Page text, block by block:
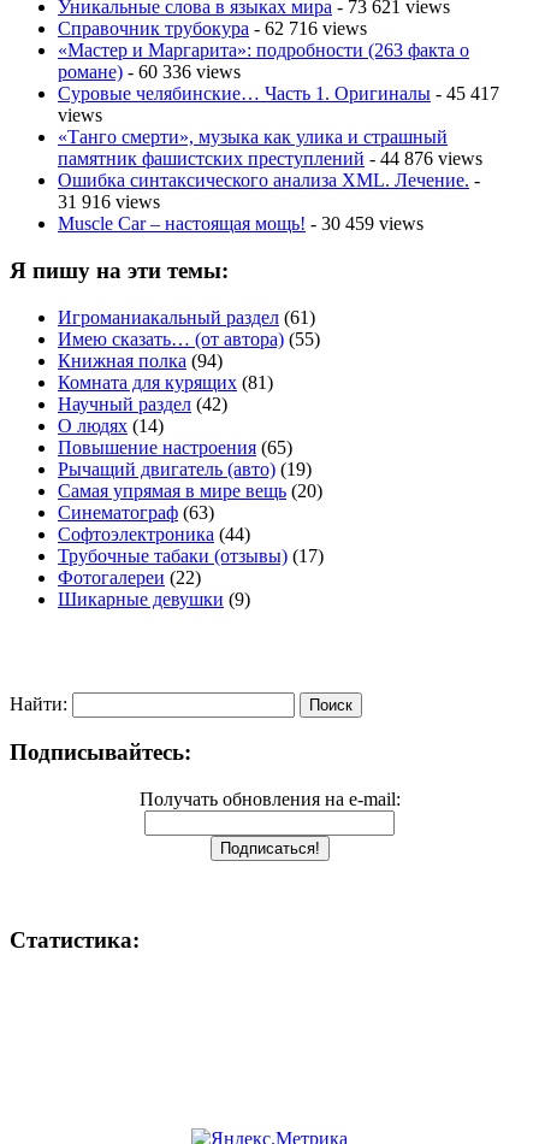
Уникальные слова в языках мира - 73 621 views
Справочник трубокура - 62 716 views
«Мастер и Маргарита»: подробности (263 факта о
романе) - 60 336 views
Суровые челябинские… Часть 1. Оригиналы - 45 417
views
«Танго смерти», музыка как улика и страшный
памятник фашистских преступлений - 44 876 views
Ошибка синтаксического анализа XML. Лечение. -
31 916 views
Muscle Car – настоящая мощь! - 30 459 views
Я пишу на эти темы:
Игроманиакальный раздел (61)
Имею сказать… (от автора) (55)
Книжная полка (94)
Комната для курящих (81)
Научный раздел (42)
О людях (14)
Повышение настроения (65)
Рычащий двигатель (авто) (19)
Самая упрямая в мире вещь (20)
Синематограф (63)
Софтоэлектроника (44)
Трубочные табаки (отзывы) (17)
Фотогалереи (22)
Шикарные девушки (9)
Найти:
Подписывайтесь:
Получать обновления на e-mail:
Статистика: